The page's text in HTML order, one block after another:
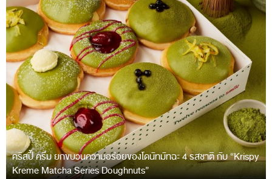
คริสปี้ ครีม ยกขบวนความอร่อยของโดนัทมัทฉะ 4 รสชาติ กับ “Krispy
Kreme Matcha Series Doughnuts”